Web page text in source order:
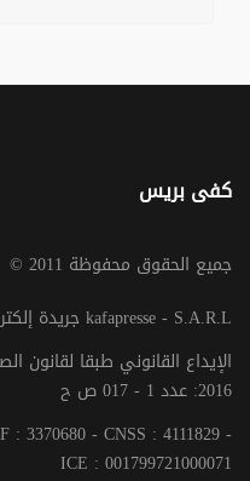
كفى بريس
© جميع الحقوق محفوظة 2011
جريدة إلكترونية مستقلة تصدر عن الشركة kafapresse - S.A.R.L
2016: عدد 1 - 017 ص ح
: 3370680 - CNSS : 4111829 -
ICE : 001799721000071